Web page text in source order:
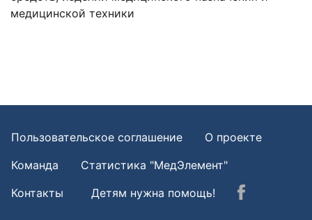
медицинской техники
Пользовательское соглашение
О проекте
Команда
Статистика "МедЭлемент"
Контакты
Детям нужна помощь!